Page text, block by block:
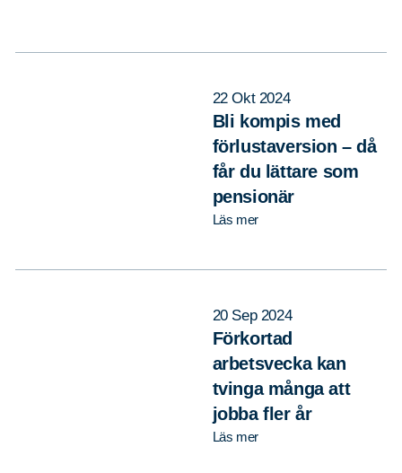
22 Okt 2024
Bli kompis med
förlustaversion – då
får du lättare som
pensionär
Läs mer
20 Sep 2024
Förkortad
arbetsvecka kan
tvinga många att
jobba fler år
Läs mer